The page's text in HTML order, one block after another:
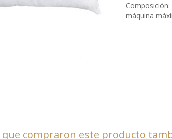
máquina
que compraron este producto